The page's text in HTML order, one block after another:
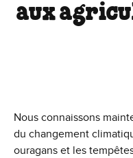
aux
Nous connaissons
du changement
ouragans et les